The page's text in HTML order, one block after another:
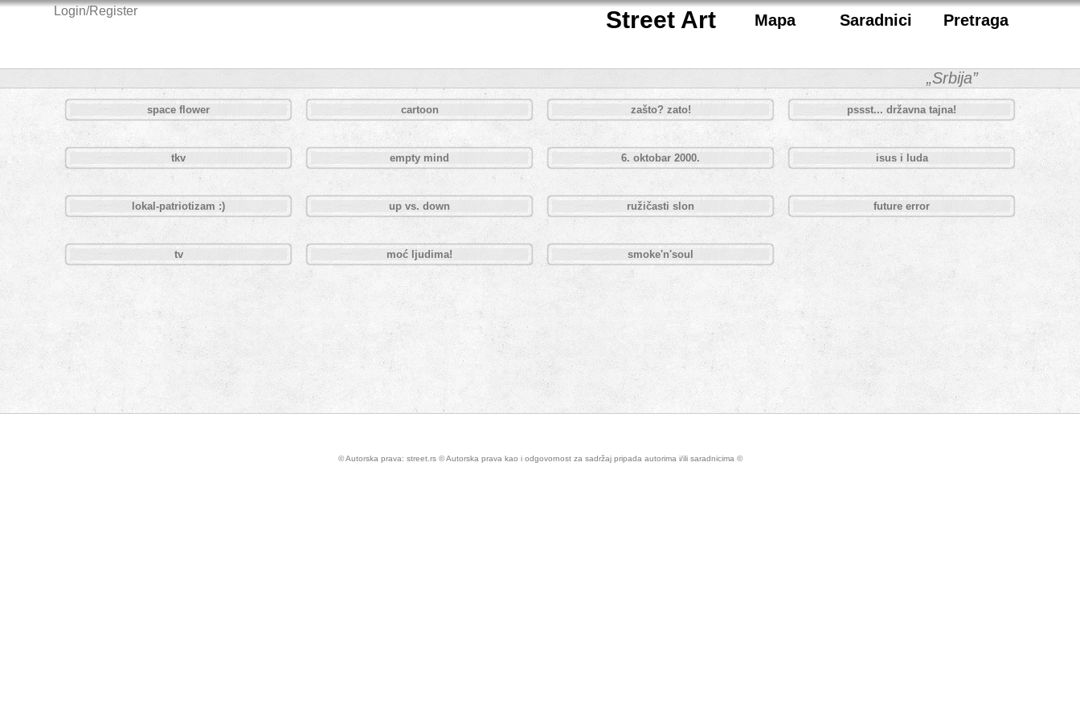
Street Art Mapa Saradnici Pretraga
Login/Register
„Srbija”
space flower cartoon zašto? zato! pssst... državna tajna!
tkv empty mind 6. oktobar 2000. isus i luda
lokal-patriotizam :) up vs. down ružičasti slon future error
tv moć ljudima! smoke'n'soul
Pages
© Autorska prava: street.rs © Autorska prava kao i odgovornost za sadržaj pripada autorima i/ili saradnicima ©